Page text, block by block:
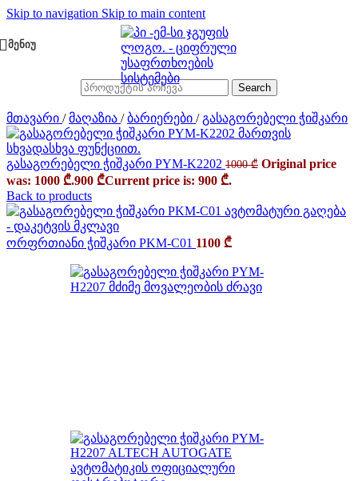
Skip to navigation Skip to main content
ᲛᲔᲜᲘᲣ
Search
მთავარი / მაღაზია / ბარიერები / გასაგორებელი ჭიშკარი
გასაგორებელი ჭიშკარი PYM-K2202 1000₾ Original price
was: 1000 ₾.900 ₾Current price is: 900 ₾.
Back to products
ორფრთიანი ჭიშკარი PKM-C01 1100 ₾